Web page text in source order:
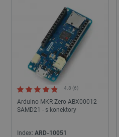
Arduino MKR Zero ABX00012 -
SAMD21 - s konektory
4.8 (6)
Index: ARD-10051